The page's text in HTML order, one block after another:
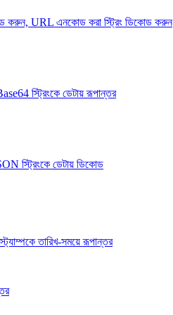
করুন, URL এনকোড করা স্ট্রিং ডিকোড করুন
স্ট্রিংকে ডেটায় রূপান্তর
স্ট্রিংকে ডেটায় ডিকোড
তারিখ-সময়ে রূপান্তর